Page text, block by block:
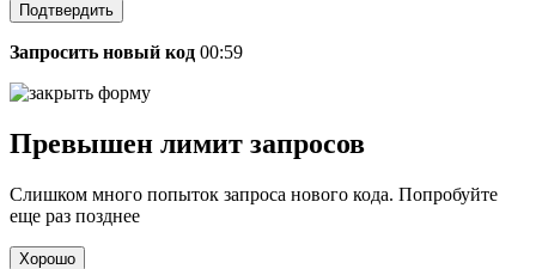
Подтвердить
Запросить новый код 00:59
Превышен лимит запросов
Слишком много попыток запроса нового кода. Попробуйте
еще раз позднее
Хорошо